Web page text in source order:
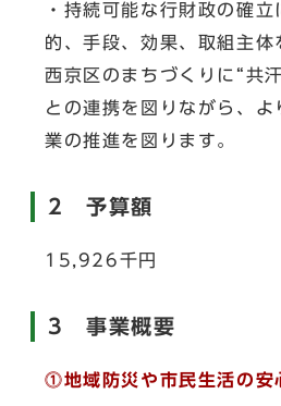
・持続可能な行財政の確
的、手段、効果、取組主体
西京区のまちづくりに“共
との連携を図りながら、
業の推進を図ります。
2 予算額
15,926千円
3 事業概要
⓵地域防災や市民生活の安